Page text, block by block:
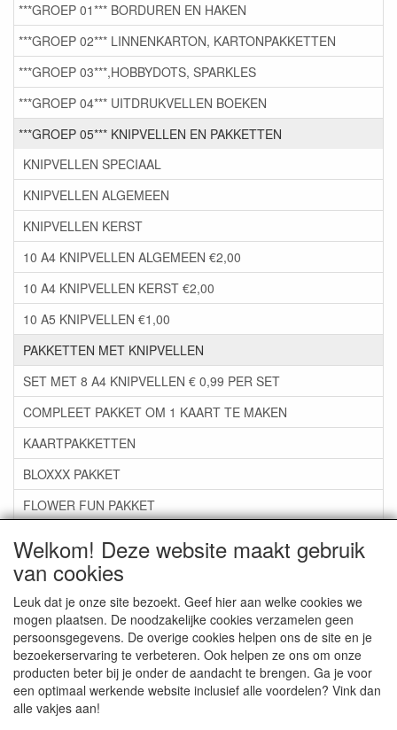
Welkom! Deze website maakt gebruik
van cookies
Leuk dat je onze site bezoekt. Geef hier aan welke cookies we
mogen plaatsen. De noodzakelijke cookies verzamelen geen
persoonsgegevens. De overige cookies helpen ons de site en je
bezoekerservaring te verbeteren. Ook helpen ze ons om onze
producten beter bij je onder de aandacht te brengen. Ga je voor
een optimaal werkende website inclusief alle voordelen? Vink dan
alle vakjes aan!
***GROEP 01*** BORDUREN EN HAKEN
***GROEP 02*** LINNENKARTON, KARTONPAKKETTEN
***GROEP 03***,HOBBYDOTS, SPARKLES
***GROEP 04*** UITDRUKVELLEN BOEKEN
***GROEP 05*** KNIPVELLEN EN PAKKETTEN
KNIPVELLEN SPECIAAL
KNIPVELLEN ALGEMEEN
KNIPVELLEN KERST
10 A4 KNIPVELLEN ALGEMEEN €2,00
10 A4 KNIPVELLEN KERST €2,00
10 A5 KNIPVELLEN €1,00
PAKKETTEN MET KNIPVELLEN
SET MET 8 A4 KNIPVELLEN € 0,99 PER SET
COMPLEET PAKKET OM 1 KAART TE MAKEN
KAARTPAKKETTEN
BLOXXX PAKKET
FLOWER FUN PAKKET
***GROEP 06*** TAPE/LIJM SNIJMALLEN STEMPELS
***GROEP 07*** KAARTEN +SCRAP TOEBEHOREN
***GROEP 08*** TEKENEN EN KLEUREN, GELPEN,MARKER
***GROEP 09*** KRALEN EN TOEBEHOREN
***GROEP 10*** WENSKAARTEN MET ENV. €0,75
Service